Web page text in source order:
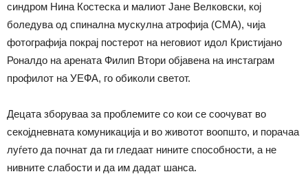
синдром Нина Костеска и малиот Јане Велковски, кој
боледува од спинална мускулна атрофија (СМА), чија
фотографија покрај постерот на неговиот идол Кристијано
Роналдо на арената Филип Втори објавена на инстаграм
профилот на УЕФА, го обиколи светот.
Децата зборуваа за проблемите со кои се соочуват во
секојдневната комуникација и во животот воопшто, и порачаа
луѓето да почнат да ги гледаат нините способности, а не
нивните слабости и да им дадат шанса.